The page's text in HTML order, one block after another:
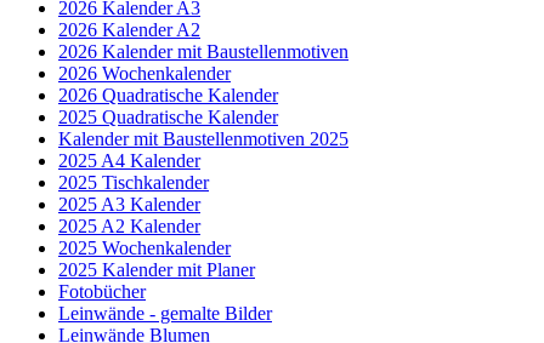
2026 Kalender A3
2026 Kalender A2
2026 Kalender mit Baustellenmotiven
2026 Wochenkalender
2026 Quadratische Kalender
2025 Quadratische Kalender
Kalender mit Baustellenmotiven 2025
2025 A4 Kalender
2025 Tischkalender
2025 A3 Kalender
2025 A2 Kalender
2025 Wochenkalender
2025 Kalender mit Planer
Fotobücher
Leinwände - gemalte Bilder
Leinwände Blumen